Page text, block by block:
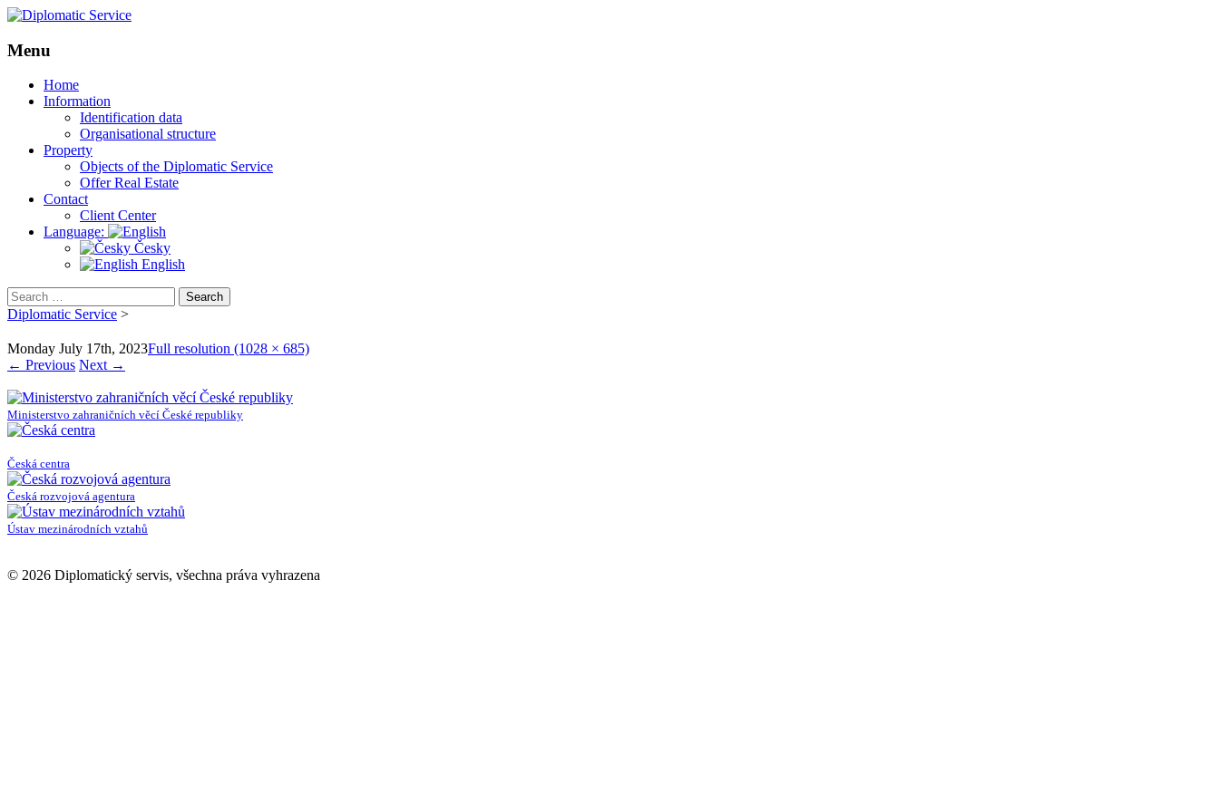
Menu
Skip
Home
Information
Identification data
Organisational structure
Property
Objects of the Diplomatic Service
Offer Real Estate
Contact
Client Center
Language:
Česky
English
Search
for:
Diplomatic Service >
Monday July 17th, 2023Full resolution (1028 × 685)
← Previous Next →
Ministerstvo zahraničních věcí České republiky
Česká centra
Česká rozvojová agentura
Ústav mezinárodních vztahů
© 2026 Diplomatický servis, všechna práva vyhrazena